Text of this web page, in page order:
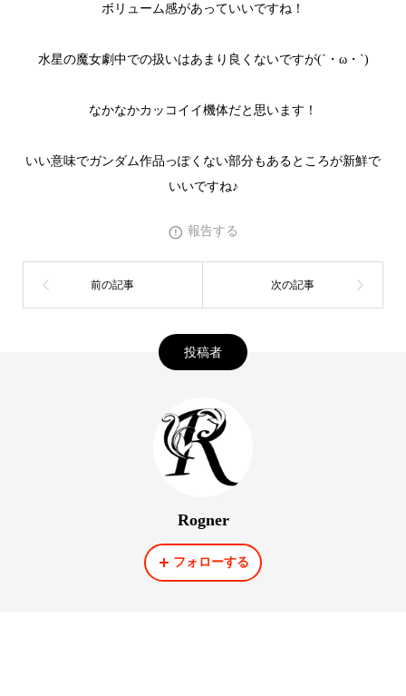
ボリューム感があっていいですね！
水星の魔女劇中での扱いはあまり良くないですが(´・ω・`)
なかなかカッコイイ機体だと思います！
いい意味でガンダム作品っぽくない部分もあるところが新鮮で
いいですね♪
報告する
投稿者
Rogner
フォローする